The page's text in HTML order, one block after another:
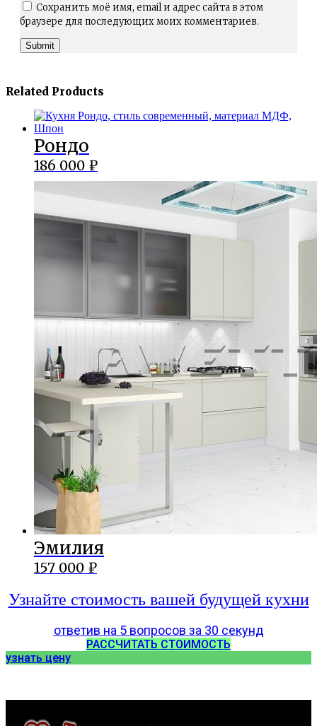
Сохранить моё имя, email и адрес сайта в этом
браузере для последующих моих комментариев.
Related Products
Рондо
186 000 ₽
Эмилия
157 000 ₽
Узнайте стоимость вашей будущей кухни
ответив на 5 вопросов за 30 секунд
РАССЧИТАТЬ СТОИМОСТЬ
узнать цену